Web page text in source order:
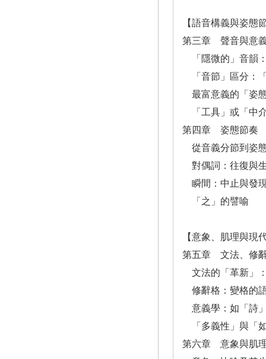
【語音構義與姿態
第三章 聲音與意
「隱微的」音韻
「音節」區分：
最富意義的「姿
「工具」或「中
第四章 姿態節奏
從音義分節到姿
對偶詞：往復與
瞬間：中止與發
「之」的譬喻
【意象、肌理與現
第五章 文法、修
文法的「革新」
修辭格：變格的
意義學：如「詩
「多義性」與「
第六章 意象與肌